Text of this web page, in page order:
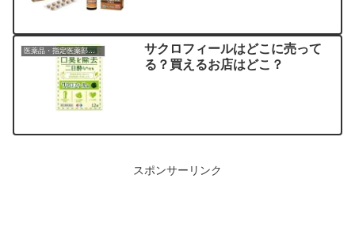
医薬品・指定医薬部外品
サクロフィールはどこに売って
る？買えるお店はどこ？
スポンサーリンク